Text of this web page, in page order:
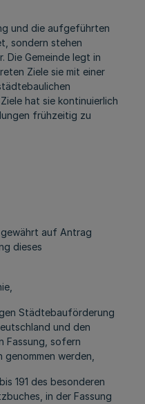
und die aufgeführten
sondern stehen
Die Gemeinde legt in
Ziele sie mit einer
hat sie kontinuierlich
frühzeitig zu
auf Antrag
dieses
Städtebauförderung
und den
Fassung, sofern
werden,
191 des besonderen
in der Fassung